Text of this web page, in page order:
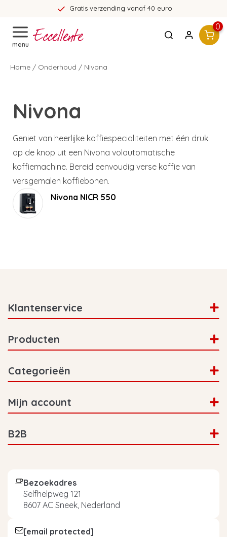
Gratis verzending vanaf 40 euro
menu
0
Home / Onderhoud / Nivona
Nivona
Geniet van heerlijke koffiespecialiteiten met één druk
op de knop uit een Nivona volautomatische
koffiemachine. Bereid eenvoudig verse koffie van
versgemalen koffiebonen.
Nivona NICR 550
Klantenservice
Producten
Categorieën
Mijn account
B2B
Bezoekadres
Selfhelpweg 121
8607 AC Sneek, Nederland
[email protected]